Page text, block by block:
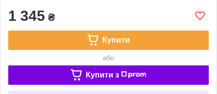
1 345 ₴
Купити
або
Купити з